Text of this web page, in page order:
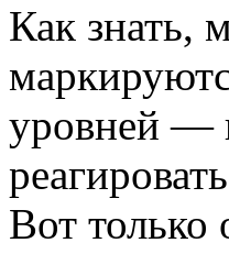
Как знать,
уровней —
Вот только